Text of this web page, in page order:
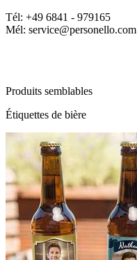
Tél: +49 6841 - 979165
Mél: service@personello.com
Produits semblables
Étiquettes de bière